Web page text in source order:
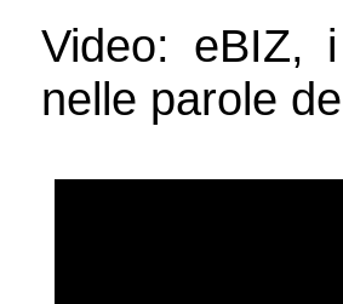
Video: eBIZ,
nelle parole